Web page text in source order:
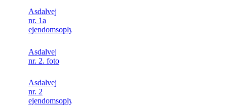
Asdalvej
nr. 1a
ejendomsoplysning
Asdalvej
nr. 2. foto
Asdalvej
nr. 2
ejendomsoplysninger